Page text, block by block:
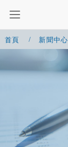
首頁 新聞中心